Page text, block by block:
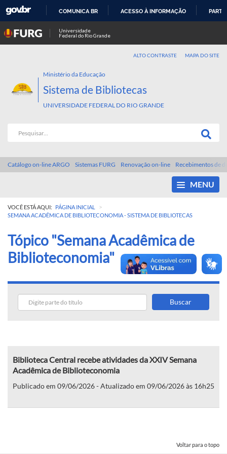
COMUNICA BR ACESSO À INFORMAÇÃO
Universidade
Federal do Rio Grande
ALTO CONTRASTE MAPA DO SITE
Ministério da Educação
Sistema de Bibliotecas
UNIVERSIDADE FEDERAL DO RIO GRANDE
Catálogo on-line ARGO Sistemas FURG Renovação on-line Recebimentos de
MENU
VOCÊ ESTÁ AQUI: PÁGINA INICIAL >
SEMANA ACADÊMICA DE BIBLIOTECONOMIA - SISTEMA DE BIBLIOTECAS
Tópico "Semana Acadêmica de
Biblioteconomia"
Buscar
Biblioteca Central recebe atividades da XXIV Semana
Acadêmica de Biblioteconomia
Publicado em 09/06/2026 - Atualizado em 09/06/2026 às 16h25
Voltar para o topo